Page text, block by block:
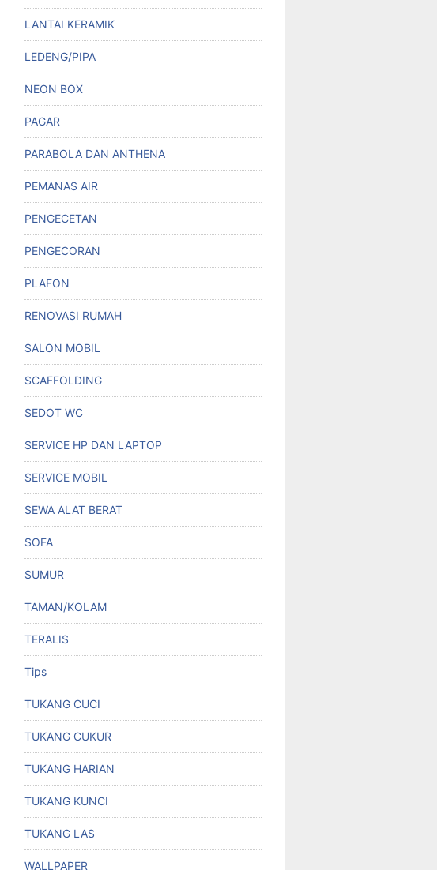
LANTAI KERAMIK
LEDENG/PIPA
NEON BOX
PAGAR
PARABOLA DAN ANTHENA
PEMANAS AIR
PENGECETAN
PENGECORAN
PLAFON
RENOVASI RUMAH
SALON MOBIL
SCAFFOLDING
SEDOT WC
SERVICE HP DAN LAPTOP
SERVICE MOBIL
SEWA ALAT BERAT
SOFA
SUMUR
TAMAN/KOLAM
TERALIS
Tips
TUKANG CUCI
TUKANG CUKUR
TUKANG HARIAN
TUKANG KUNCI
TUKANG LAS
WALLPAPER